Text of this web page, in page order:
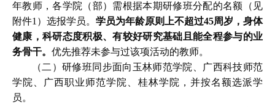
年教师，各学院（部）需根据本期研修班分配的名额（见
附件1）选报学员。 学员为年龄原则上不超过45周岁，身体
健康，科研态度积极、有较好研究基础且能全程参与的业
务骨干。 优先推荐未参与过该项活动的教师。
（二）研修班同步面向玉林师范学院、广西科技师范
学院、广西职业师范学院、桂林学院，并按名额选派学
员。